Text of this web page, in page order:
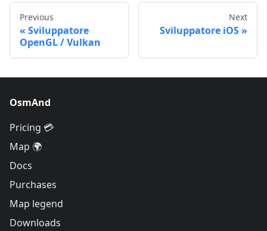
Previous
Sviluppatore
OpenGL / Vulkan
Next
Sviluppatore iOS
OsmAnd
Pricing 💳
Map 🌍
Docs
Purchases
Map legend
Downloads